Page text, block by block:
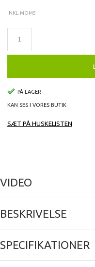
INKL. MOMS
PÅ LAGER
KAN SES I VORES BUTIK
SÆT PÅ HUSKELISTEN
VIDEO
BESKRIVELSE
SPECIFIKATIONER